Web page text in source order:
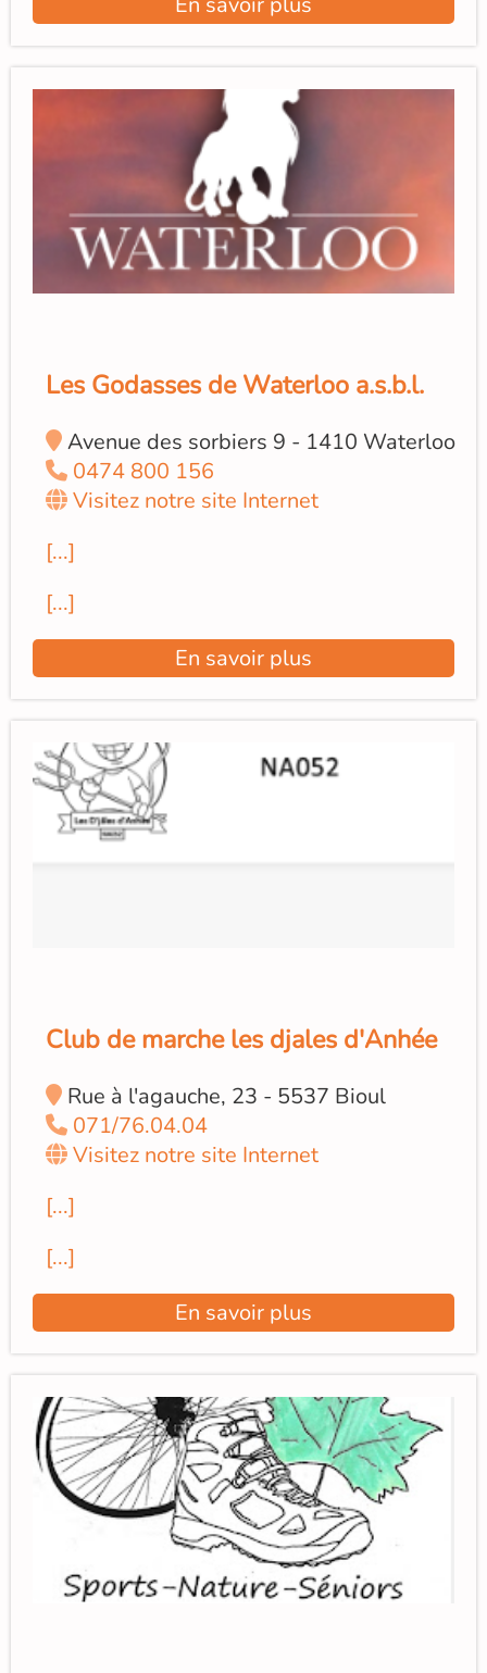
Les Godasses de Waterloo a.s.b.l.
Avenue des sorbiers 9 - 1410 Waterloo
0474 800 156
Visitez notre site Internet
[...]
[...]
En savoir plus
Club de marche les djales d'Anhée
Rue à l'agauche, 23 - 5537 Bioul
071/76.04.04
Visitez notre site Internet
[...]
[...]
En savoir plus